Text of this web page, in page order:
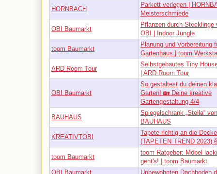
HORNBACH
Parkett verlegen |
Meisterschmiede
OBI Baumarkt
Pflanzen durch Stecklinge
OBI | Indoor Jungle
toom Baumarkt
Planung und Vorbereitung
Gartenhaus | toom
ARD Room Tour
Selbstgebautes Tiny
| ARD Room Tour
OBI Baumarkt
So gestaltest du deinen
Garten! 🏡 Deine kreative
Gartengestaltung 4/4
BAUHAUS
Spiegelschrank „Stella“
BAUHAUS
KREATIVTOBI
Tapete richtig an die
(TAPETEN TREND 2023)
toom Baumarkt
toom Ratgeber: Möbel
geht's! | toom Baumarkt
OBI Baumarkt
Unbewohnten Dachboden